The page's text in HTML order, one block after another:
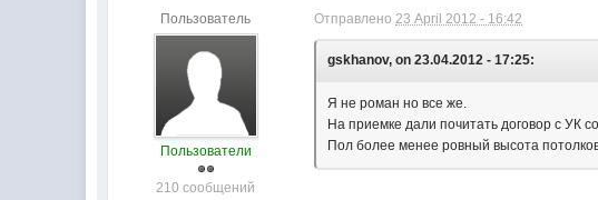
Пользователь
Пользователи
210 сообщений
Отправлено23 April 2012 - 16:42
gskhanov, on 23.04.2012 - 17:25:
Я не роман но все же.
На приемке дали почитать договор с УК
Пол более менее ровный высота